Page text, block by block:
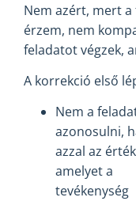
Nem azért, mert
érzem, nem
feladatot végzek,
A korrekció első
Nem a
azonosulni,
azzal az
amelyet a
tevékenység